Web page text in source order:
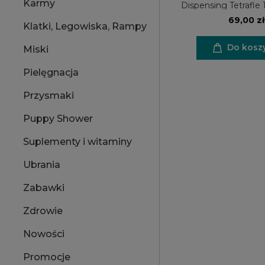
Karmy
Klatki, Legowiska, Rampy
Miski
Pielęgnacja
Przysmaki
Puppy Shower
Suplementy i witaminy
Ubrania
Zabawki
Zdrowie
Nowości
Promocje
Dispensing Tetrafle
na69,00 zł
Do